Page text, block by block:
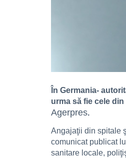
În Germania-
urma să fie cele
Agerpres.
Angajaţii din spitale
comunicat publicat
sanitare locale,